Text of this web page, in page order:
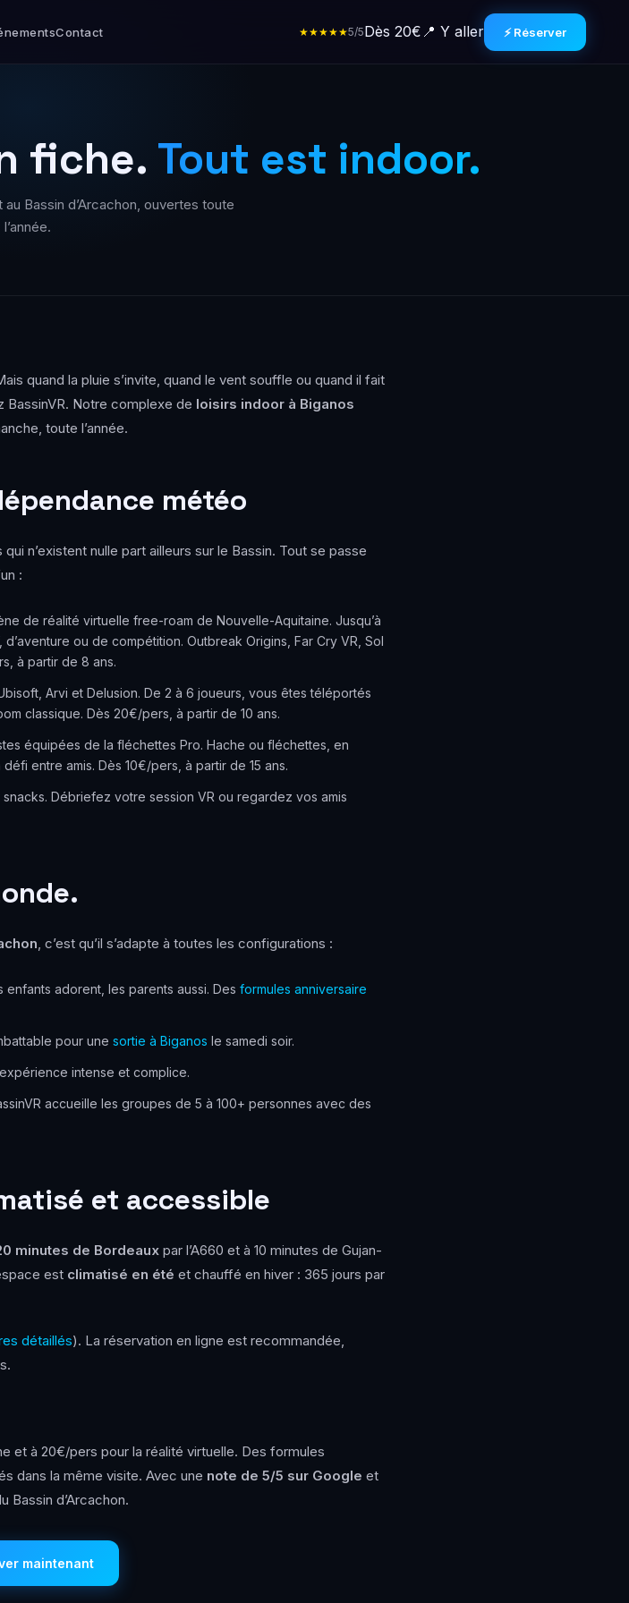
Contact ★★★★★5/5Dès 20€ 📍 Y aller ⚡ Réserver
fiche. Tout est indoor.
Bassin d’Arcachon, ouvertes toute
l’année.
quand la pluie s’invite, quand le vent souffle ou quand il fait
BassinVR. Notre complexe de loisirs indoor à Biganos
toute l’année.
météo
n’existent nulle part ailleurs sur le Bassin. Tout se passe
:
de réalité virtuelle free-roam de Nouvelle-Aquitaine. Jusqu’à
ou de compétition. Outbreak Origins, Far Cry VR, Sol
à partir de 8 ans.
Arvi et Delusion. De 2 à 6 joueurs, vous êtes téléportés
classique. Dès 20€/pers, à partir de 10 ans.
équipées de la fléchettes Pro. Hache ou fléchettes, en
entre amis. Dès 10€/pers, à partir de 15 ans.
Débriefez votre session VR ou regardez vos amis
, c’est qu’il s’adapte à toutes les configurations :
enfants adorent, les parents aussi. Des formules anniversaire
pour une sortie à Biganos le samedi soir.
intense et complice.
accueille les groupes de 5 à 100+ personnes avec des
et accessible
minutes de Bordeaux par l’A660 et à 10 minutes de Gujan-
est climatisé en été et chauffé en hiver : 365 jours par
détaillés). La réservation en ligne est recommandée,
et à 20€/pers pour la réalité virtuelle. Des formules
dans la même visite. Avec une note de 5/5 sur Google et
Bassin d’Arcachon.
maintenant